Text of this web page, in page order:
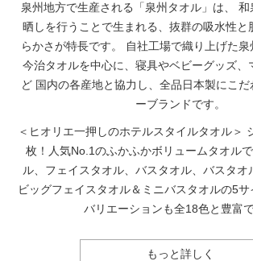
泉州地方で生産される「泉州タオル」は、
和
晒しを行うことで生まれる、抜群の吸水性と
らかさが特長です。
自社工場で織り上げた
今治タオルを中心に、寝具やベビーグッズ、
ど 国内の各産地と協力し、全品日本製にこだ
ーブランドです。
＜ヒオリエ一押しのホテルスタイルタオル＞
枚！人気No.1のふかふかボリュームタオルで
ル、フェイスタオル、バスタオル、バスタオ
ビッグフェイスタオル＆ミニバスタオルの5サ
バリエーションも全18色と豊富で
もっと詳しく